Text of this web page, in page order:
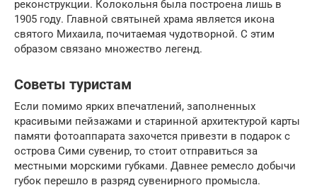
реконструкции. Колокольня была построена лишь в
1905 году. Главной святыней храма является икона
святого Михаила, почитаемая чудотворной. С этим
образом связано множество легенд.
Советы туристам
Если помимо ярких впечатлений, заполненных
красивыми пейзажами и старинной архитектурой карты
памяти фотоаппарата захочется привезти в подарок с
острова Сими сувенир, то стоит отправиться за
местными морскими губками. Давнее ремесло добычи
губок перешло в разряд сувенирного промысла.